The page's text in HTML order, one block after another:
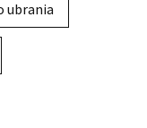
ubrania